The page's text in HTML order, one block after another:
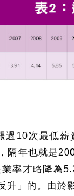
過 10次最低薪
隔年也就是
業率才略降為
升」的。由於